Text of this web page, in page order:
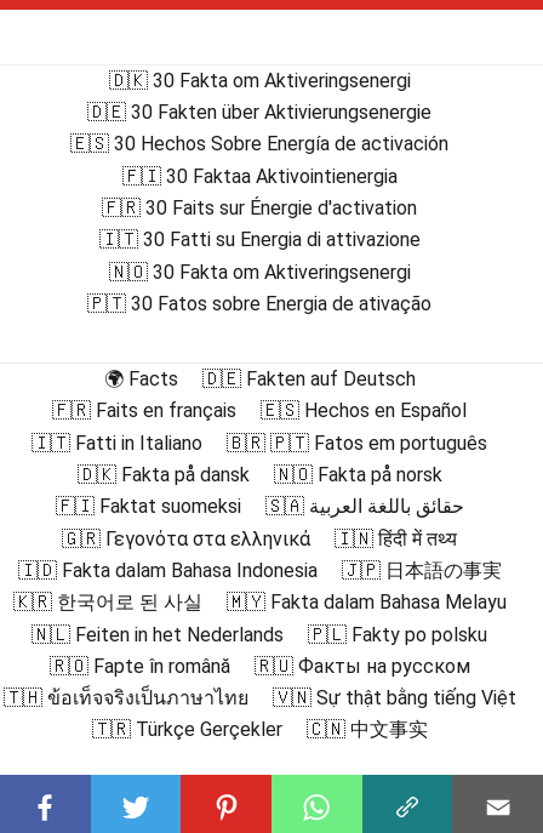
🇩🇰 30 Fakta om Aktiveringsenergi
🇩🇪 30 Fakten über Aktivierungsenergie
🇪🇸 30 Hechos Sobre Energía de activación
🇫🇮 30 Faktaa Aktivointienergia
🇫🇷 30 Faits sur Énergie d'activation
🇮🇹 30 Fatti su Energia di attivazione
🇳🇴 30 Fakta om Aktiveringsenergi
🇵🇹 30 Fatos sobre Energia de ativação
🌍 Facts
🇩🇪 Fakten auf Deutsch
🇫🇷 Faits en français
🇪🇸 Hechos en Español
🇮🇹 Fatti in Italiano
🇧🇷 🇵🇹 Fatos em português
🇩🇰 Fakta på dansk
🇳🇴 Fakta på norsk
🇫🇮 Faktat suomeksi
🇸🇦 حقائق باللغة العربية
🇬🇷 Γεγονότα στα ελληνικά
🇮🇳 हिंदी में तथ्य
🇮🇩 Fakta dalam Bahasa Indonesia
🇯🇵 日本語の事実
🇰🇷 한국어로 된 사실
🇲🇾 Fakta dalam Bahasa Melayu
🇳🇱 Feiten in het Nederlands
🇵🇱 Fakty po polsku
🇷🇴 Fapte în română
🇷🇺 Факты на русском
🇹🇭 ข้อเท็จจริงเป็นภาษาไทย
🇻🇳 Sự thật bằng tiếng Việt
🇹🇷 Türkçe Gerçekler
🇨🇳 中文事实